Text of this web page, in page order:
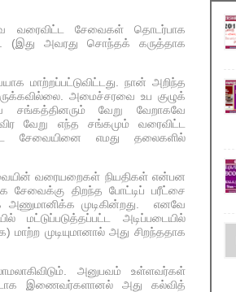
சேவைகள் தொடர்பாக
(இது அவரது சொந்தக் கருத்தாக
மாற்றப்பட்டுவிட்டது. நான் அறிந்த
அமைச்சரவை உப குழுக்
சங்கத்தினரும் வேறு வேறாகவே
வேறு எந்த சங்கமும் வரைவிட்ட
சேவையினை எமது தலைகளில்
வரையறைகள் நியதிகள் என்பன
சேவைக்கு திறந்த போட்டிப் பரீட்சை
முடிகின்றது. எனவே
மட்டுப்படுத்தப்பட்ட அடிப்படையில்
முடியுமானால் அது சிறந்ததாக
அனுபவம் உள்ளவர்கள்
இணைவர்களானல் அது கல்வித்